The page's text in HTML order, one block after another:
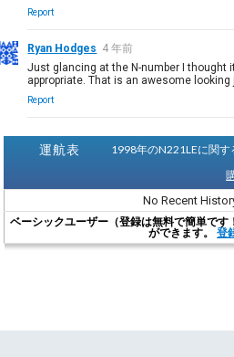
Report
Ryan Hodges 4 年前
Just glancing at the N-number I thought
appropriate. That is an awesome looking
Report
運航表 1998年のN221LEに関
No Recent
ベーシックユーザー（登録は無料で簡単で
ができます。 登